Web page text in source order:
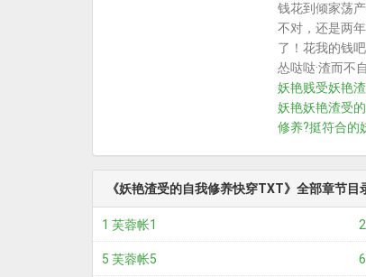
钱花到倾家荡
不对，还是两
了！花我的钱
怂哒哒·渣而不
妖艳贱受妖艳
妖艳妖艳渣受
修养?挺符合的
《妖艳渣受的自我修养快穿TXT》全部章节目
1 芙蓉帐1
5 芙蓉帐5